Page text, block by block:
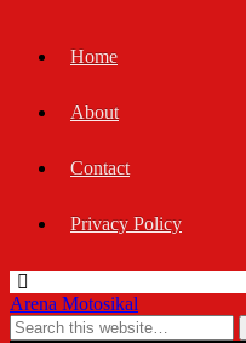
Home
About
Contact
Privacy Policy
Arena Motosikal